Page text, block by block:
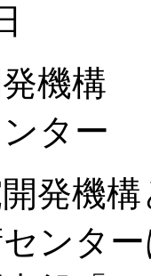
機構
ター
発機構
ンタ